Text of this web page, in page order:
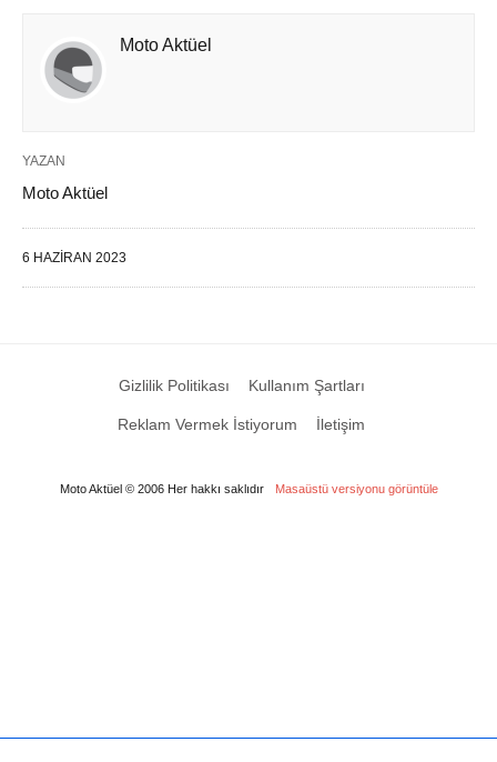
Moto Aktüel
YAZAN
Moto Aktüel
6 HAZIRAN 2023
Gizlilik Politikası Kullanım Şartları
Reklam Vermek İstiyorum İletişim
Moto Aktüel © 2006 Her hakkı saklıdır Masaüstü versiyonu görüntüle